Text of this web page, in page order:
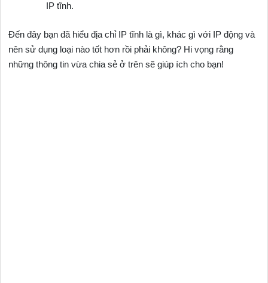
IP tĩnh.
Đến đây bạn đã hiểu địa chỉ IP tĩnh là gì, khác gì với IP động và
nên sử dụng loại nào tốt hơn rồi phải không? Hi vọng rằng
những thông tin vừa chia sẻ ở trên sẽ giúp ích cho bạn!